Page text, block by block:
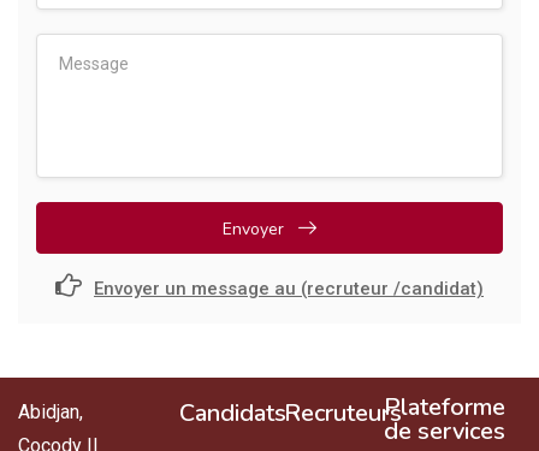
Envoyer
Envoyer un message au (recruteur /candidat)
Abidjan,
Cocody II
CandidatsRecruteursPlateforme
de services